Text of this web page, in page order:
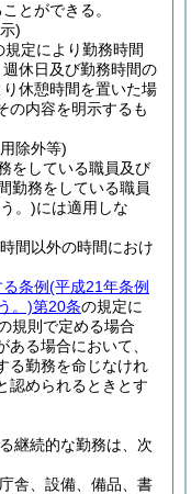
とができる。
)
規定により勤務時間
休日及び勤務時間の
休憩時間を置いた場
の内容を明示するも
除外等)
をしている職員及び
勤務をしている職員
。)には適用しな
間以外の時間におけ
条例(平成21年条例
。)第20条の規定に
規則で定める場合
る場合において、
る勤務を命じなけれ
認められるときとす
継続的な勤務は、次
舎、設備、備品、書